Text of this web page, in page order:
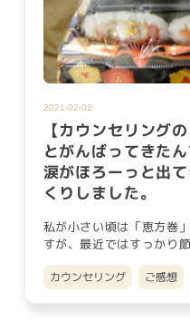
2021-02-02
【カウンセリング
とがんばってきた
涙がほろーっと出
くりしました。
私が小さい頃は「恵方巻
すが、最近ではすっかり
いますよね。 独り暮…
カウンセリング ご感想